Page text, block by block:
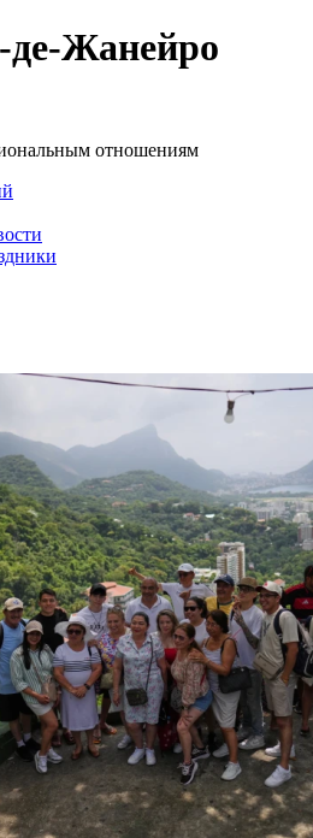
Жанейро
отношениям